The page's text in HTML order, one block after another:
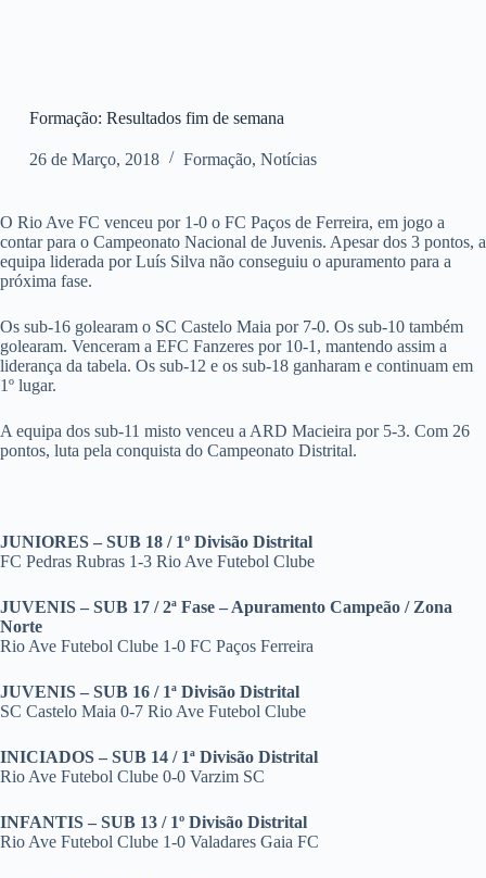
Formação: Resultados fim de semana
26 de Março, 2018 Formação, Notícias
O Rio Ave FC venceu por 1-0 o FC Paços de Ferreira, em jogo a
contar para o Campeonato Nacional de Juvenis. Apesar dos 3 pontos, a
equipa liderada por Luís Silva não conseguiu o apuramento para a
próxima fase.
Os sub-16 golearam o SC Castelo Maia por 7-0. Os sub-10 também
golearam. Venceram a EFC Fanzeres por 10-1, mantendo assim a
liderança da tabela. Os sub-12 e os sub-18 ganharam e continuam em
1º lugar.
A equipa dos sub-11 misto venceu a ARD Macieira por 5-3. Com 26
pontos, luta pela conquista do Campeonato Distrital.
JUNIORES – SUB 18 / 1º Divisão Distrital
FC Pedras Rubras 1-3 Rio Ave Futebol Clube
JUVENIS – SUB 17 / 2ª Fase – Apuramento Campeão / Zona
Norte
Rio Ave Futebol Clube 1-0 FC Paços Ferreira
JUVENIS – SUB 16 / 1ª Divisão Distrital
SC Castelo Maia 0-7 Rio Ave Futebol Clube
INICIADOS – SUB 14 / 1ª Divisão Distrital
Rio Ave Futebol Clube 0-0 Varzim SC
INFANTIS – SUB 13 / 1º Divisão Distrital
Rio Ave Futebol Clube 1-0 Valadares Gaia FC